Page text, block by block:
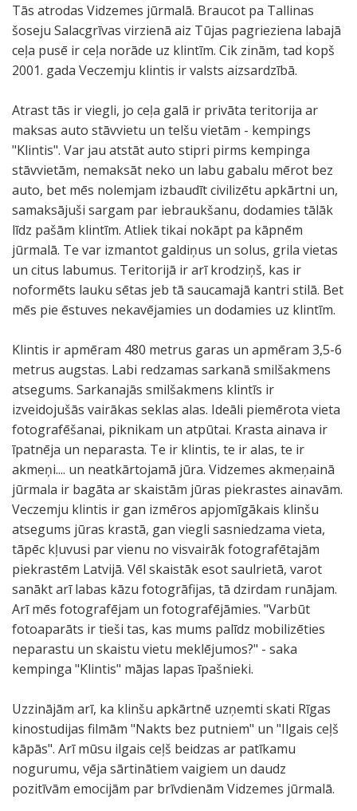
Tās atrodas Vidzemes jūrmalā. Braucot pa Tallinas
šoseju Salacgrīvas virzienā aiz Tūjas pagrieziena labajā
ceļa pusē ir ceļa norāde uz klintīm. Cik zinām, tad kopš
2001. gada Veczemju klintis ir valsts aizsardzībā.
Atrast tās ir viegli, jo ceļa galā ir privāta teritorija ar
maksas auto stāvvietu un telšu vietām - kempings
"Klintis". Var jau atstāt auto stipri pirms kempinga
stāvvietām, nemaksāt neko un labu gabalu mērot bez
auto, bet mēs nolemjam izbaudīt civilizētu apkārtni un,
samaksājuši sargam par iebraukšanu, dodamies tālāk
līdz pašām klintīm. Atliek tikai nokāpt pa kāpnēm
jūrmalā. Te var izmantot galdiņus un solus, grila vietas
un citus labumus. Teritorijā ir arī krodziņš, kas ir
noformēts lauku sētas jeb tā saucamajā kantri stilā. Bet
mēs pie ēstuves nekavējamies un dodamies uz klintīm.
Klintis ir apmēram 480 metrus garas un apmēram 3,5-6
metrus augstas. Labi redzamas sarkanā smilšakmens
atsegums. Sarkanajās smilšakmens klintīs ir
izveidojušās vairākas seklas alas. Ideāli piemērota vieta
fotografēšanai, piknikam un atpūtai. Krasta ainava ir
īpatnēja un neparasta. Te ir klintis, te ir alas, te ir
akmeņi.... un neatkārtojamā jūra. Vidzemes akmeņainā
jūrmala ir bagāta ar skaistām jūras piekrastes ainavām.
Veczemju klintis ir gan izmēros apjomīgākais klinšu
atsegums jūras krastā, gan viegli sasniedzama vieta,
tāpēc kļuvusi par vienu no visvairāk fotografētajām
piekrastēm Latvijā. Vēl skaistāk esot saulrietā, varot
sanākt arī labas kāzu fotogrāfijas, tā dzirdam runājam.
Arī mēs fotografējam un fotografējāmies. "Varbūt
fotoaparāts ir tieši tas, kas mums palīdz mobilizēties
neparastu un skaistu vietu meklējumos?" - saka
kempinga "Klintis" mājas lapas īpašnieki.
Uzzinājām arī, ka klinšu apkārtnē uzņemti skati Rīgas
kinostudijas filmām "Nakts bez putniem" un "Ilgais ceļš
kāpās". Arī mūsu ilgais ceļš beidzas ar patīkamu
nogurumu, vēja sārtinātiem vaigiem un daudz
pozitīvām emocijām par brīvdienām Vidzemes jūrmalā.